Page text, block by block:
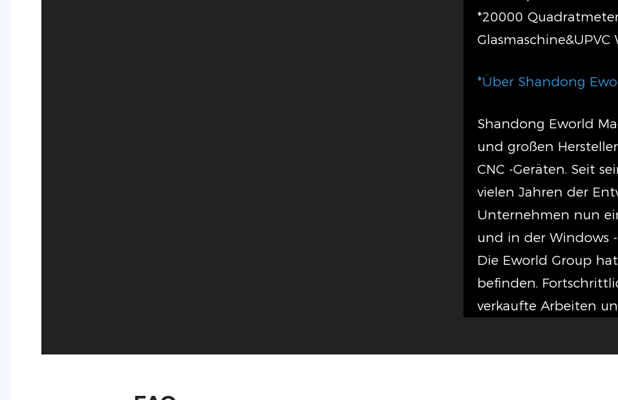
*20000
*Über Shandong
Shandong Eworld
und großen
CNC -Geräten. Seit
vielen Jahren der
Unternehmen nun
und in der Windows
Die Eworld Group
befinden.
verkaufte Arbeiten